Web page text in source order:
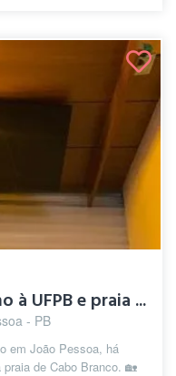
UFPB e praia ...
- PB
em João Pessoa, há
de Cabo Branco. 🏡